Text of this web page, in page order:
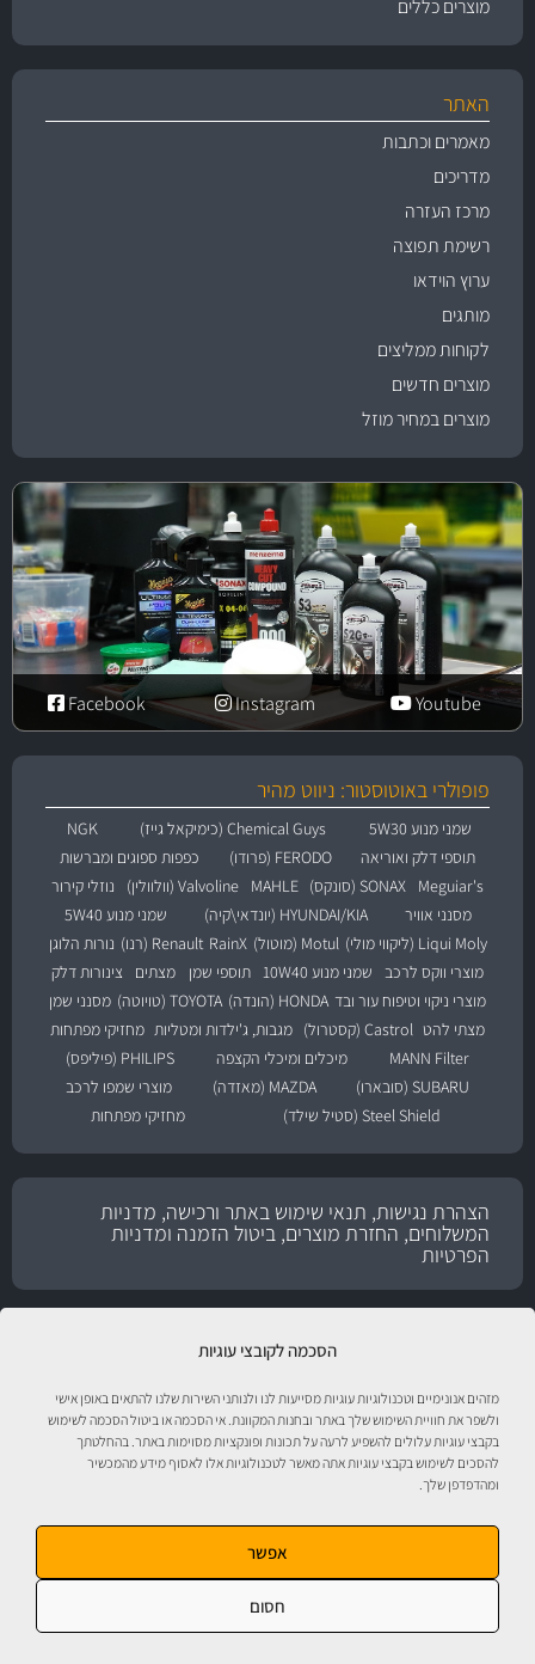
הסכמה לקובצי עוגיות
מזהים אנונימיים וטכנולוגיות עוגיות מסייעות לנו ולנותני השירות שלנו להתאים באופן אישי
ולשפר את חוויית השימוש שלך באתר ובחנות המקוונת. אי הסכמה או ביטול הסכמה לשימוש
בקבצי עוגיות עלולים להשפיע לרעה על תכונות ופונקציות מסוימות באתר. בהחלטתך
להסכים לשימוש בקבצי עוגיות אתה מאשר לטכנולוגיות אלו לאסוף מידע מהמכשיר
ומהדפדפן שלך.
אפשר
חסום
מוצרים כללים
האתר
מאמרים וכתבות
מדריכים
מרכז העזרה
רשימת תפוצה
ערוץ הוידאו
מותגים
לקוחות ממליצים
מוצרים חדשים
מוצרים במחיר מוזל
Youtube
Instagram
Facebook
פופולרי באוטוסטור: ניווט מהיר
שמני מנוע 5W30 Chemical Guys (כימיקאל גייז)
NGK
תוספי דלק ואוריאה
FERODO (פרודו)
כפפות ספוגים ומברשות
Meguiar's
SONAX (סונקס) MAHLE Valvoline (וולוולין)
נוזלי קירור
מסנני אוויר
HYUNDAI/KIA (יונדאי\קיה)
שמני מנוע 5W40
Liqui Moly (ליקווי מולי)
Motul (מוטול) RainX Renault (רנו)
נורות הלוגן
מוצרי ווקס לרכב
שמני מנוע 10W40 תוספי שמן מצתים
צינורות דלק
מוצרי ניקוי וטיפוח עור ובד HONDA (הונדה) TOYOTA (טויוטה)
מסנני שמן
מצתי להט Castrol (קסטרול) מגבות, ג'ילדות ומטליות מחזיקי מפתחות
MANN Filter
מיכלים ומיכלי הקצפה
PHILIPS (פיליפס)
SUBARU (סובארו)
MAZDA (מאזדה)
מוצרי שמפו לרכב
Steel Shield (סטיל שילד)
מחזיקי מפתחות
הצהרת נגישות, תנאי שימוש באתר ורכישה, מדניות
המשלוחים, החזרת מוצרים, ביטול הזמנה ומדניות
הפרטיות
אוטוסטור - ספורט מוטורי, חלקי חילוף, אביזרים, שמנים, נוזלים, חומרי עבודה ומוצרי